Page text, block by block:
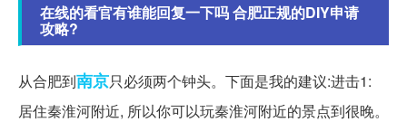
在线的看官有谁能回复一下吗 合肥正规的DIY申请
攻略?
从合肥到南京只必须两个钟头。下面是我的建议:进击1:
居住秦淮河附近, 所以你可以玩秦淮河附近的景点到很晚。